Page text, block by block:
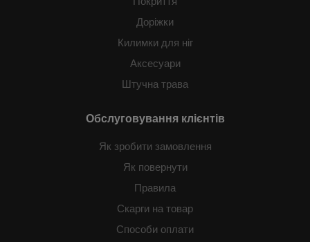
Доріжки
Килимки для ніг
Аксесуари
Штучна трава
Обслуговування клієнтів
Як зробити замовлення
Як повернути
Правила
Скарги на товар
Способи оплати